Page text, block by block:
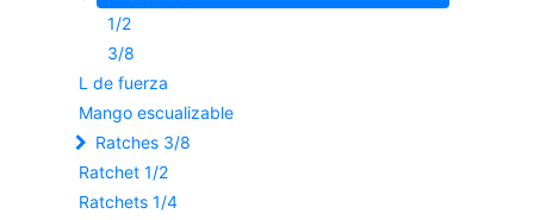
1/2
3/8
L de fuerza
Mango escualizable
Ratches 3/8
Ratchet 1/2
Ratchets 1/4